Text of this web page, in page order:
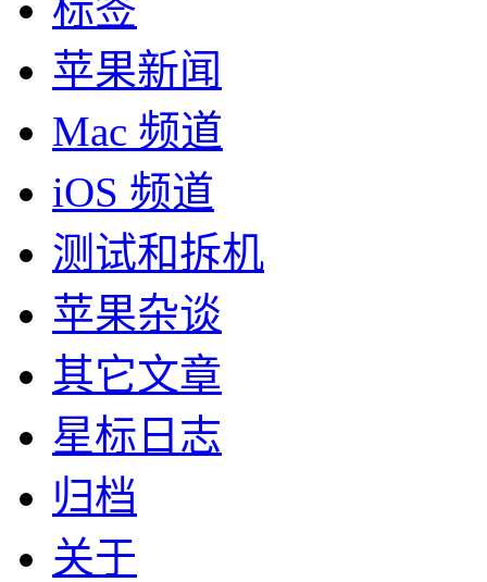
苹果新闻
Mac 频道
iOS 频道
测试和拆机
苹果杂谈
其它文章
星标日志
归档
关于